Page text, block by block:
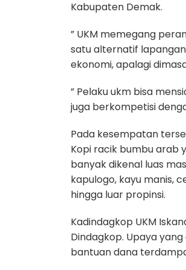
Kabupaten Demak.
” UKM memegang
satu alternatif
ekonomi, apalagi
” Pelaku ukm bisa
juga berkompetisi
Pada kesempatan
Kopi racik bumbu arab
banyak dikenal luas
kapulogo, kayu manis,
hingga luar propinsi.
Kadindagkop UKM
Dindagkop. Upaya
bantuan dana